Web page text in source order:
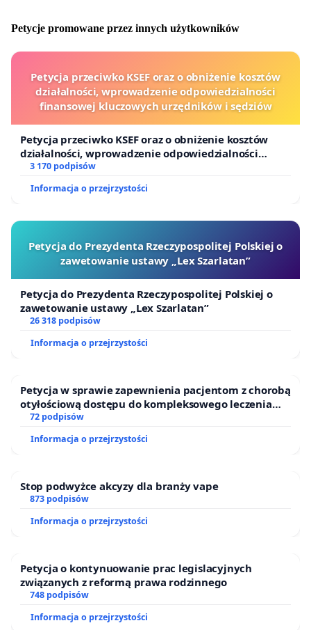
Dlatego też my, podpisani pod tym apelem,
wcześniej założonych planów.
poszukanie takich rozwiązań, by centrum nauki mogło
powstać tam, gdzie przez lata planowano jego
stworzenie, przy wykorzystaniu środków finansowych
pozyskanych z Unii Europejskiej i w założonym
wcześniej terminie otwarcia. To należy się mieszkańcom
Krakowa i Małopolski.
----------------------
Więcej o Cogiteonie i bieżących problemach:
Petycje promowane przez innych użytkowników
Petycja przeciwko KSEF oraz o obniżenie kosztów
działalności, wprowadzenie odpowiedzialności
finansowej kluczowych urzędników i sędziów
Petycja przeciwko KSEF oraz o obniżenie kosztów
działalności, wprowadzenie odpowiedzialności
finansowej kluczowych urzędników i sędziów
3 170 podpisów
Informacja o przejrzystości
Petycja do Prezydenta Rzeczypospolitej Polskiej o
zawetowanie ustawy „Lex Szarlatan”
Petycja do Prezydenta Rzeczypospolitej Polskiej o
zawetowanie ustawy „Lex Szarlatan”
26 318 podpisów
Informacja o przejrzystości
Petycja w sprawie zapewnienia pacjentom z chorobą
otyłościową dostępu do kompleksowego leczenia
oraz programów profilaktycznych.
72 podpisów
Informacja o przejrzystości
Stop podwyżce akcyzy dla branży vape
873 podpisów
Informacja o przejrzystości
Petycja o kontynuowanie prac legislacyjnych
związanych z reformą prawa rodzinnego
748 podpisów
Informacja o przejrzystości